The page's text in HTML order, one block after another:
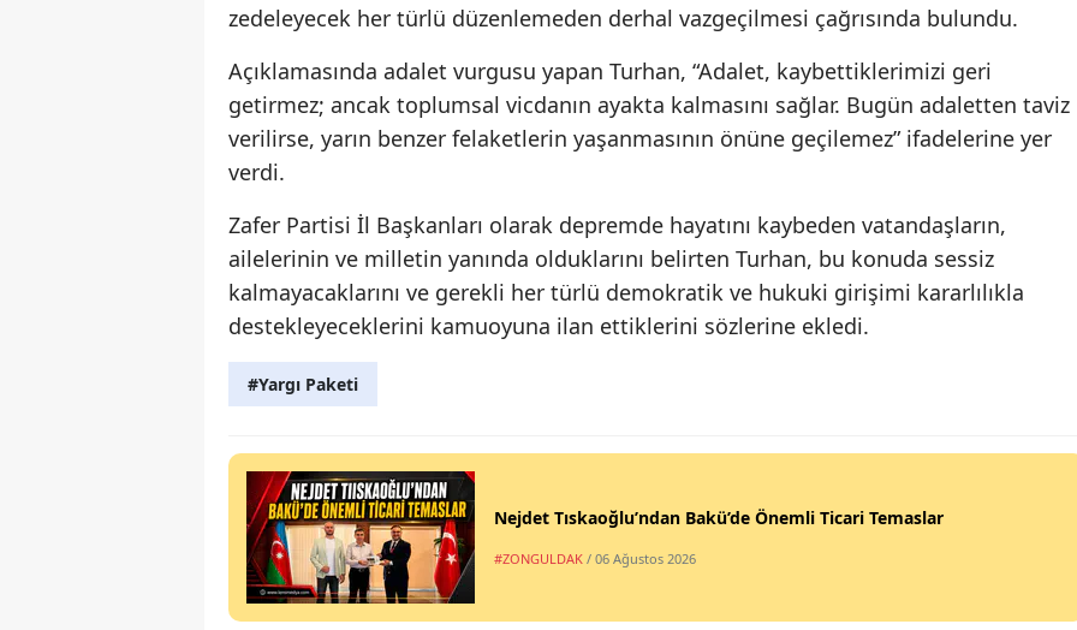
zedeleyecek her türlü düzenlemeden derhal vazgeçilmesi çağrısında bulundu.
Açıklamasında adalet vurgusu yapan Turhan, “Adalet, kaybettiklerimizi geri
getirmez; ancak toplumsal vicdanın ayakta kalmasını sağlar. Bugün adaletten taviz
verilirse, yarın benzer felaketlerin yaşanmasının önüne geçilemez” ifadelerine yer
verdi.
Zafer Partisi İl Başkanları olarak depremde hayatını kaybeden vatandaşların,
ailelerinin ve milletin yanında olduklarını belirten Turhan, bu konuda sessiz
kalmayacaklarını ve gerekli her türlü demokratik ve hukuki girişimi kararlılıkla
destekleyeceklerini kamuoyuna ilan ettiklerini sözlerine ekledi.
#Yargı Paketi
Nejdet Tıskaoğlu’ndan Bakü’de Önemli Ticari Temaslar
#ZONGULDAK / 06 Ağustos 2026